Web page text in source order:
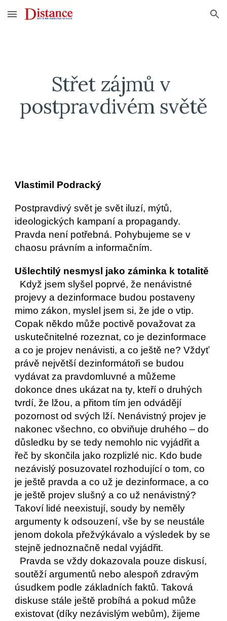
Skip to main content Skip to navigation
Střet zájmů v
postpravdivém světě
Vlastimil Podracký
Postpravdivý svět je svět iluzí, mýtů,
ideologických kampaní a propagandy.
Pravda není potřebná. Pohybujeme se v
chaosu právním a informačním.
projevy a dezinformace budou postaveny
mimo zákon, myslel jsem si, že jde o vtip.
Copak někdo může poctivě považovat za
uskutečnitelné rozeznat, co je dezinformace
a co je projev nenávisti, a co ještě ne? Vždyť
právě největší dezinformátoři se budou
vydávat za pravdomluvné a můžeme
dokonce dnes ukázat na ty, kteří o druhých
tvrdí, že lžou, a přitom tím jen odvádějí
pozornost od svých lží. Nenávistný projev je
nakonec všechno, co obviňuje druhého – do
důsledku by se tedy nemohlo nic vyjádřit a
řeč by skončila jako rozplizlé nic. Kdo bude
nezávislý posuzovatel rozhodující o tom, co
je ještě pravda a co už je dezinformace, a co
je ještě projev slušný a co už nenávistný?
Takoví lidé neexistují, soudy by neměly
argumenty k odsouzení, vše by se neustále
jenom dokola přežvýkávalo a výsledek by se
stejně jednoznačně nedal vyjádřit.
soutěží argumentů nebo alespoň zdravým
úsudkem podle základních faktů. Taková
diskuse stále ještě probíhá a pokud může
existovat (díky nezávislým webům), žijeme